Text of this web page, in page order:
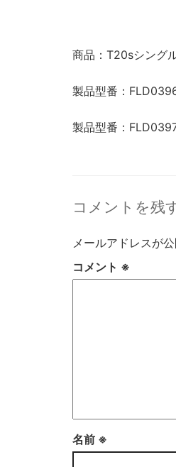
商品：T20sシング
製品型番：
製品型番：
コメントを残
メールアドレスが
コメント ※
名前 ※